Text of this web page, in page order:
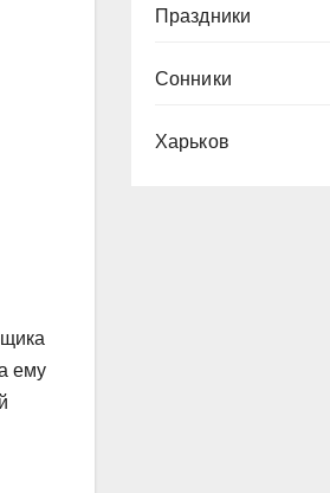
ему
Праздники
Сонники
Харьков